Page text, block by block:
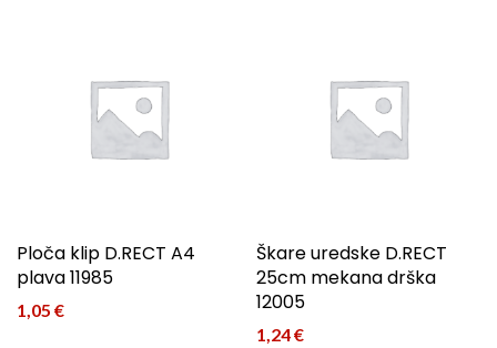
Ploča klip D.RECT A4
plava 11985
1,05 €
Škare uredske D.RECT
25cm mekana drška
12005
1,24€